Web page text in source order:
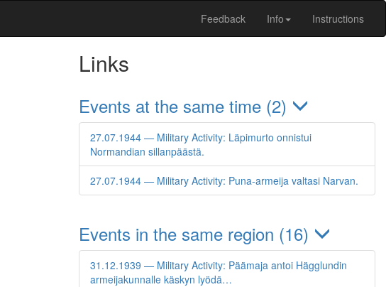
Feedback Info Instructions
Links
Events at the same time (2)
27.07.1944 — Military Activity: Läpimurto onnistui
Normandian sillanpäästä.
27.07.1944 — Military Activity: Puna-armeija valtasi Narvan.
Events in the same region (16)
31.12.1939 — Military Activity: Päämaja antoi Hägglundin
armeijakunnalle käskyn lyödä…